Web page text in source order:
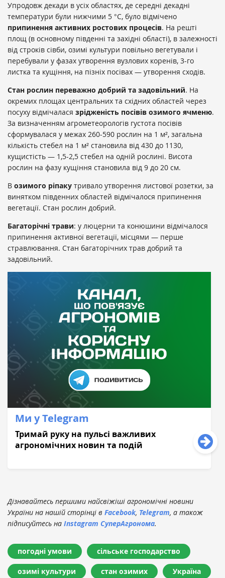
Упродовж декади в усіх областях, де середні декадні
температури були нижчими 5 °С, було відмічено
припинення активних ростових процесів. На решті
площ (в основному південні та західні області), в залежності
від строків сівби, озимі культури повільно вегетували і
перебували у фазах утворення вузлових коренів, 3-го
листка та кущіння, на пізніх посівах — утворення сходів.
Стан рослин переважно добрий та задовільний. На
окремих площах центральних та східних областей через
посуху відмічалася зрідженість посівів озимого ячменю.
За визначенням агрометеорологів густота посівів
сформувалася у межах 260-590 рослин на 1 м², загальна
кількість стебел на 1 м² становила від 430 до 1130,
кущистість — 1,5-2,5 стебел на одній рослині. Висота
рослин на фазу кущіння становила від 9 до 20 см.
В озимого ріпаку тривало утворення листової розетки, за
винятком південних областей відмічалося припинення
вегетації. Стан рослин добрий.
Багаторічні трави: у люцерни та конюшини відмічалося
припинення активної вегетації, місцями — перше
стравлювання. Стан багаторічних трав добрий та
задовільний.
Ми у Telegram
Тримай руку на пульсі важливих
агрономічних новин та подій
Дізнавайтесь першими найсвіжіші агрономічні новини
України на нашій сторінці в Facebook, Telegram, а також
підписуйтесь на Instagram СуперАгронома.
погодні умови сільське господарство
озимі культури стан озимих Україна